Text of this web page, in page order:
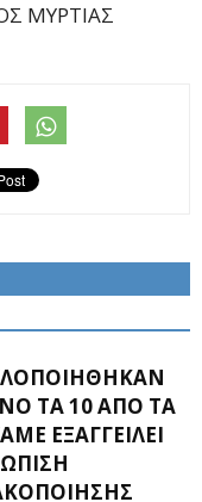
ΜΥΡΤΙΑΣ
ΤΑ 10 ΑΠΌ ΤΑ
ΕΞΑΓΓΕΊΛΕΙ